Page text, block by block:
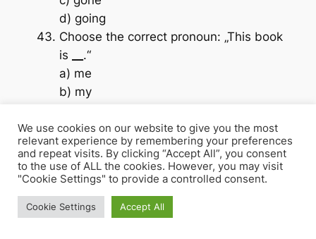
d) going
Choose the correct pronoun: „This book
is
.“
a) me
b) my
d) I
Fill in the blank: „We__ a great time at
the party last night.“
a) have
b) has
c) had
We use cookies on our website to give you the most
relevant experience by remembering your preferences
and repeat visits. By clicking “Accept All”, you consent
to the use of ALL the cookies. However, you may visit
"Cookie Settings" to provide a controlled consent.
Cookie Settings Accept All